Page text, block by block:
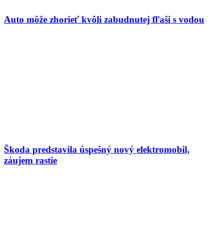
Auto môže zhorieť kvôli zabudnutej fľaši s vodou
Škoda predstavila úspešný nový elektromobil,
záujem rastie